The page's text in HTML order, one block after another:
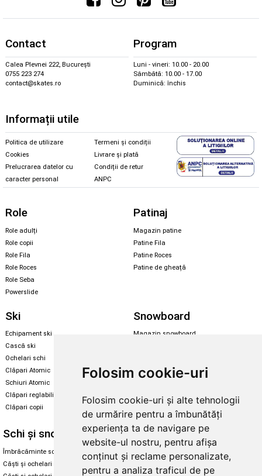
Folosim cookie-uri
Folosim cookie-uri și alte tehnologii
de urmărire pentru a îmbunătăți
experiența ta de navigare pe
website-ul nostru, pentru afișa
conținut și reclame personalizate,
pentru a analiza traficul de pe
Contact
Calea Plevnei 222, București
0755 223 274
contact@skates.ro
Program
Luni - vineri: 10.00 - 20.00
Sâmbătă: 10.00 - 17.00
Duminică: închis
Informații utile
Politica de utilizare
Cookies
Prelucrarea datelor cu
caracter personal
Termeni și condiții
Livrare și plată
Condiții de retur
ANPC
Role
Role adulți
Role copii
Role Fila
Role Roces
Role Seba
Powerslide
Patinaj
Magazin patine
Patine Fila
Patine Roces
Patine de gheață
Ski
Echipament ski
Cască ski
Ochelari schi
Clăpari Atomic
Schiuri Atomic
Clăpari reglabili
Clăpari copii
Snowboard
Magazin snowboard
Skate & longboard
Santa Cruz
Enuff Skateboards
Schi și snowboard
Îmbrăcăminte schi și snowboard
Căști și ochelari de iarnă
Diverse
Cum aleg rolele
Cum aleg ochelarii